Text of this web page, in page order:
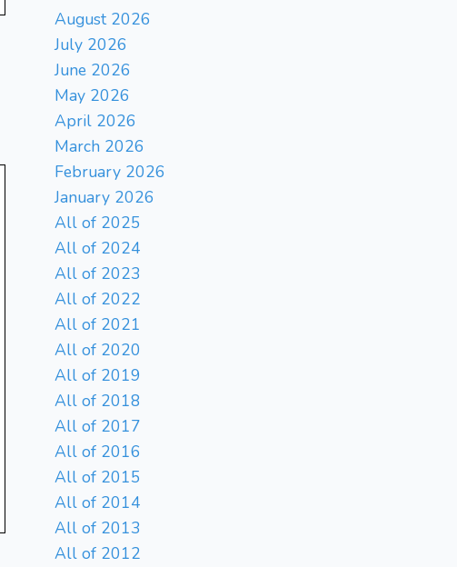
August 2026
July 2026
June 2026
May 2026
April 2026
March 2026
February 2026
January 2026
All of 2025
All of 2024
All of 2023
All of 2022
All of 2021
All of 2020
All of 2019
All of 2018
All of 2017
All of 2016
All of 2015
All of 2014
All of 2013
All of 2012